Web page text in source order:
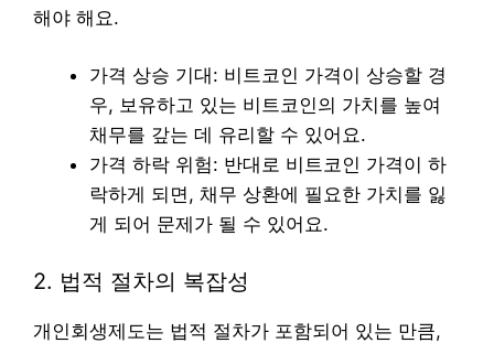
해야 해요.
가격 상승 기대: 비트코인 가격이 상승할 경
우, 보유하고 있는 비트코인의 가치를 높여
채무를 갚는 데 유리할 수 있어요.
가격 하락 위험: 반대로 비트코인 가격이 하
락하게 되면, 채무 상환에 필요한 가치를 잃
게 되어 문제가 될 수 있어요.
2. 법적 절차의 복잡성
개인회생제도는 법적 절차가 포함되어 있는 만큼,